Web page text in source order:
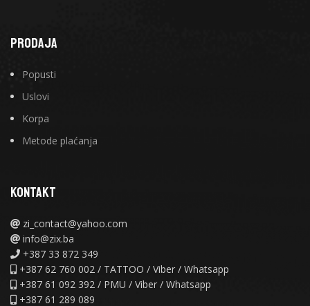
PRODAJA
Popusti
Uslovi
Korpa
Metode plaćanja
KONTAKT
zi_contact@yahoo.com
info@zix.ba
+387 33 872 349
+387 62 760 002 / TATTOO / Viber / Whatsapp
+387 61 092 392 / PMU / Viber / Whatsapp
+387 61 289 089